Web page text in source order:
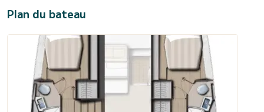
Plan du bateau